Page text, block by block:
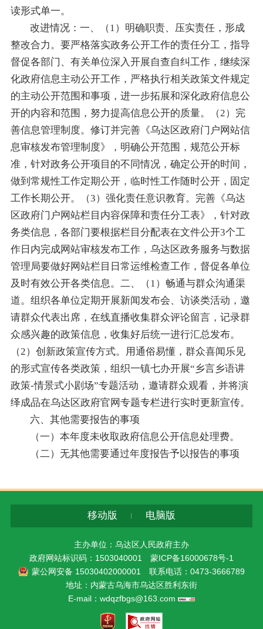
读形式单一。
改进情况：一、（1）明确职责、压实责任，形成
整改合力。要严格落实政务公开工作的责任分工，指导
督促各部门、有关单位深入开展自查自纠工作，继续深
化政府信息主动公开工作，严格执行相关政策文件规定
的主动公开范围和事项，进一步拓展和深化政府信息公
开的内容和范围，努力提高信息公开的质量。（2）完
善信息管理制度。修订并完善《乌达区政府门户网站信
息审核发布管理制度》，明确公开范围，规范公开标
准，针对政务公开项目的不同情况，确定公开的时间，
做到常规性工作定期公开，临时性工作随时公开，固定
工作长期公开。（3）强化责任意识教育。完善《乌达
区政府门户网站栏目内容保障和责任分工表》，针对政
务类信息，各部门要根据栏目分配表在文件公开3个工
作日内完成网站审核发布工作，乌达区政务服务与数据
管理局要做好网站栏目日常运维检查工作，督促各单位
及时有效公开各类信息。二、（1）畅通与群众沟通渠
道。组织各单位定期开展新闻发布会、访谈类活动，邀
请群众代表出席，在线直播收集群众评论留言，记录群
众感兴趣的政策信息，收集好后统一进行汇总发布。
（2）创新政策宣传方式。用通俗易懂，群众喜闻乐见
的形式宣传各类政策，组织一镇七办开展“乡言乡语讲
政策-情景式小剧场”专题活动，邀请群众观看，并将演
绎成品在乌达区政府官网专题专栏进行实时更新宣传。
六、其他需要报告的事项
（一）本年度未收取政府信息公开信息处理费。
（二）无其他需要通过年度报告予以报告的事项
移动版 电脑版
主办单位：乌达区人民政府主办
政府网站标识码：1503040001 蒙ICP备16000678号-1
蒙公网安备 15030402000001
联系电话：0473-3666789
地址：内蒙古乌海市乌达区胜利东街
E-mail：wdqzfbgs@163.com